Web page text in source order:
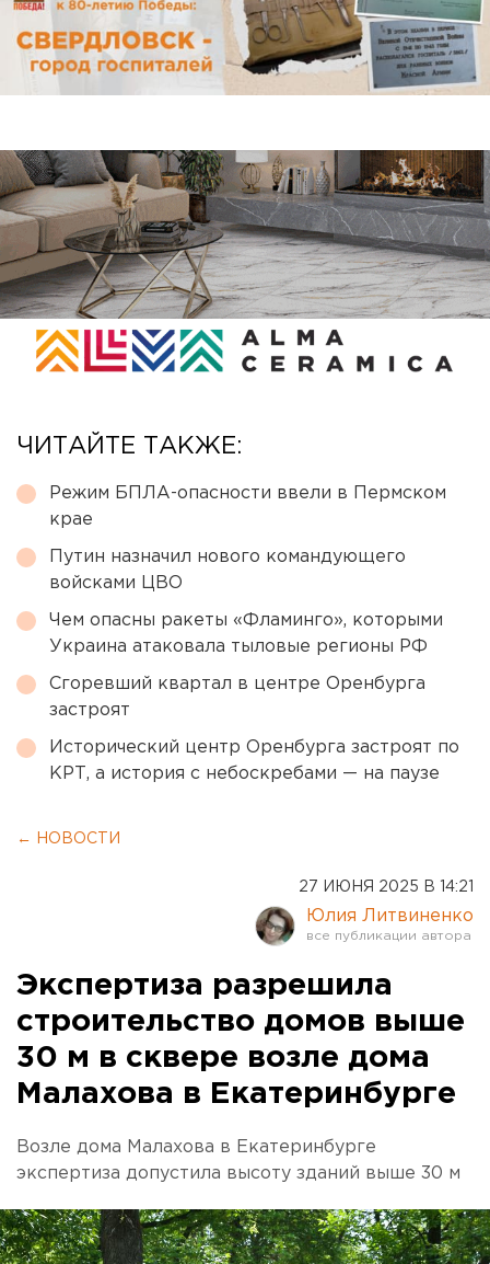
ЧИТАЙТЕ ТАКЖЕ:
Режим БПЛА-опасности ввели в Пермском
крае
Путин назначил нового командующего
войсками ЦВО
Чем опасны ракеты «Фламинго», которыми
Украина атаковала тыловые регионы РФ
Сгоревший квартал в центре Оренбурга
застроят
Исторический центр Оренбурга застроят по
КРТ, а история с небоскребами — на паузе
← НОВОСТИ
27 ИЮНЯ 2025 В 14:21
Юлия Литвиненко
Экспертиза разрешила
строительство домов выше
30 м в сквере возле дома
Малахова в Екатеринбурге
Возле дома Малахова в Екатеринбурге
экспертиза допустила высоту зданий выше 30 м